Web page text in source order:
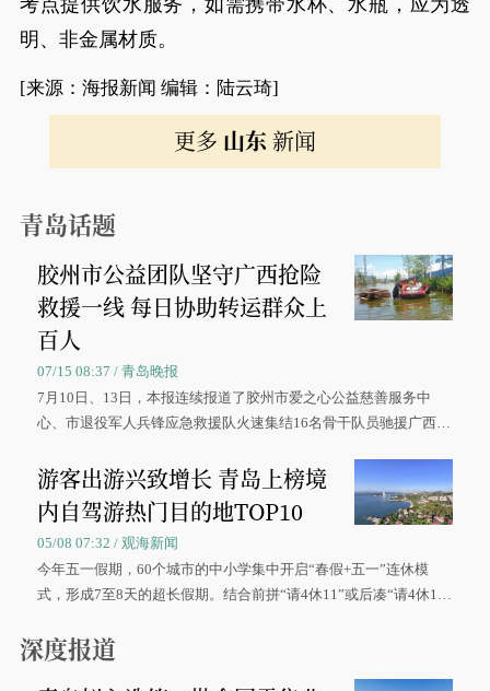
考点提供饮水服务，如需携带水杯、水瓶，应为透
明、非金属材质。
[来源：海报新闻 编辑：陆云琦]
更多 山东 新闻
青岛话题
胶州市公益团队坚守广西抢险
救援一线 每日协助转运群众上
百人
07/15 08:37 / 青岛晚报
7月10日、13日，本报连续报道了胶州市爱之心公益慈善服务中
心、市退役军人兵锋应急救援队火速集结16名骨干队员驰援广西灾
游客出游兴致增长 青岛上榜境
内自驾游热门目的地TOP10
05/08 07:32 / 观海新闻
今年五一假期，60个城市的中小学集中开启“春假+五一”连休模
式，形成7至8天的超长假期。结合前拼“请4休11”或后凑“请4休1
深度报道